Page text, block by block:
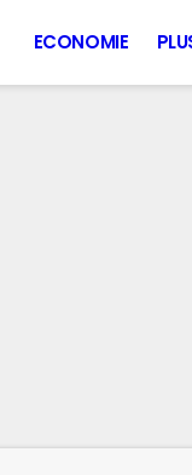
ECONOMIE